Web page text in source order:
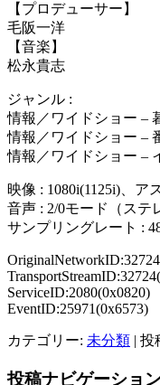
【プロデューサー】
毛阪一洋
【音楽】
松永貴志
ジャンル :
情報／ワイドショー –
情報／ワイドショー –
情報／ワイドショー –
映像 : 1080i(1125i)、ア
音声 : 2/0モード（ステ
サンプリングレート :
ServiceID:2080(0x0820)
EventID:25971(0x6573)
カテゴリー: 未分類 | 投
投稿ナビゲーション